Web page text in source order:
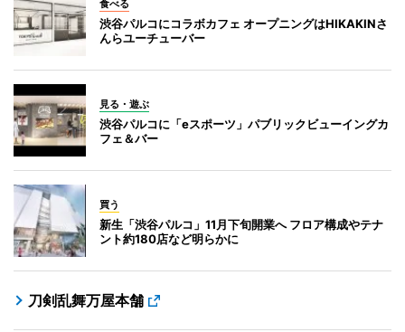
食べる
渋谷パルコにコラボカフェ オープニングはHIKAKINさ
んらユーチューバー
見る・遊ぶ
渋谷パルコに「eスポーツ」パブリックビューイングカ
フェ＆バー
買う
新生「渋谷パルコ」11月下旬開業へ フロア構成やテナ
ント約180店など明らかに
刀剣乱舞万屋本舗